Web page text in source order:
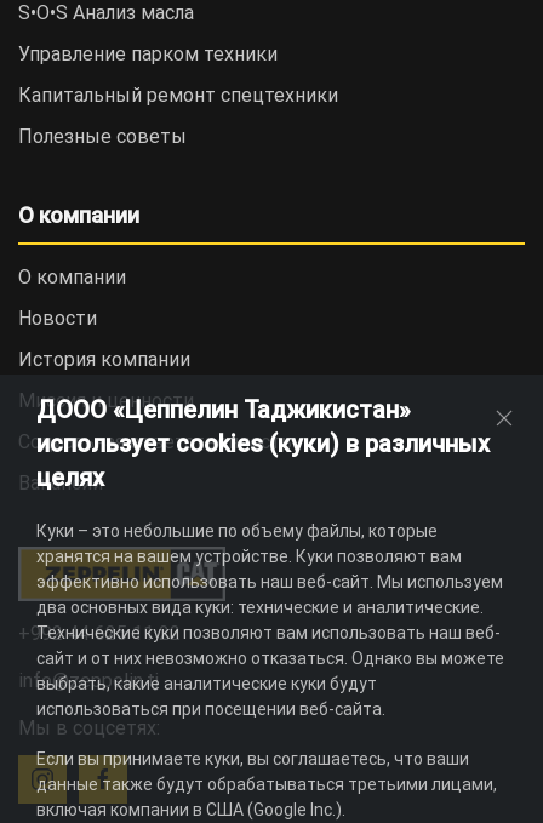
S•O•S Анализ масла
Управление парком техники
Капитальный ремонт спецтехники
Полезные советы
О компании
О компании
Новости
История компании
Миссия и ценности
Социальная ответственность
Вакансии
+992 44 625 11 22
info@zeppelin.tj
Мы в соцсетях:
ДООО «Цеппелин Таджикистан»
использует cookies (куки) в различных
целях
Куки – это небольшие по объему файлы, которые
хранятся на вашем устройстве. Куки позволяют вам
эффективно использовать наш веб-сайт. Мы используем
два основных вида куки: технические и аналитические.
Технические куки позволяют вам использовать наш веб-
сайт и от них невозможно отказаться. Однако вы можете
выбрать, какие аналитические куки будут
использоваться при посещении веб-сайта.
Если вы принимаете куки, вы соглашаетесь, что ваши
данные также будут обрабатываться третьими лицами,
включая компании в США (Google Inc.).